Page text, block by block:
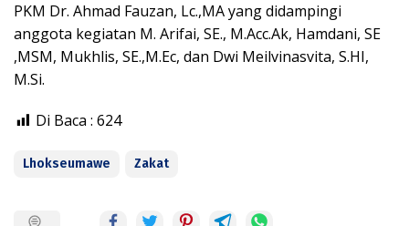
PKM Dr. Ahmad Fauzan, Lc.,MA yang didampingi
anggota kegiatan M. Arifai, SE., M.Acc.Ak, Hamdani, SE
,MSM, Mukhlis, SE.,M.Ec, dan Dwi Meilvinasvita, S.HI,
M.Si.
Di Baca : 624
Lhokseumawe Zakat